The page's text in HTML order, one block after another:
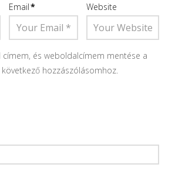
Email* Website
címem, és weboldalcímem mentése a
hozzászólásomhoz.